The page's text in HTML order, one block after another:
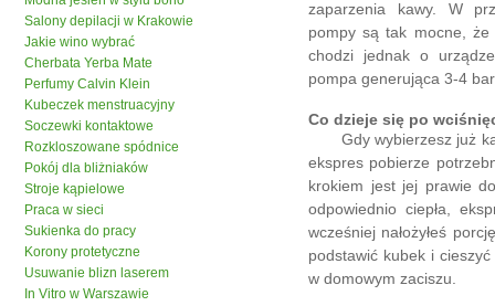
Salony depilacji w Krakowie
Jakie wino wybrać
Cherbata Yerba Mate
Perfumy Calvin Klein
Kubeczek menstruacyjny
Soczewki kontaktowe
Rozkloszowane spódnice
Pokój dla bliżniaków
Stroje kąpielowe
Praca w sieci
Sukienka do pracy
Korony protetyczne
Usuwanie blizn laserem
In Vitro w Warszawie
zaparzenia kawy. W
pompy są tak mocne,
chodzi jednak o
pompa generująca 3-4
Co dzieje się po
Gdy wybierzesz już
ekspres pobierze
krokiem jest jej prawie
odpowiednio ciepła,
wcześniej nałożyłeś
podstawić kubek i
w domowym zaciszu.